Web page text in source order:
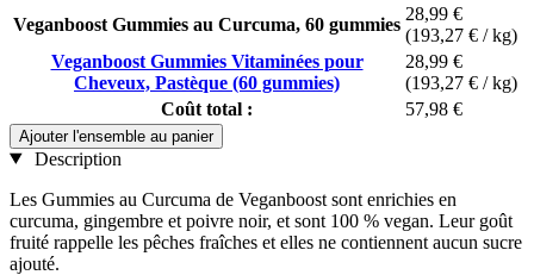
Veganboost Gummies au Curcuma, 60 gummies
28,99 €
(193,27 € / kg)
Veganboost Gummies Vitaminées pour
Cheveux, Pastèque (60 gummies)
28,99 €
(193,27 € / kg)
Coût total :
57,98 €
Ajouter l'ensemble au panier
Description
Les Gummies au Curcuma de Veganboost sont enrichies en
curcuma, gingembre et poivre noir, et sont 100 % vegan. Leur goût
fruité rappelle les pêches fraîches et elles ne contiennent aucun sucre
ajouté.